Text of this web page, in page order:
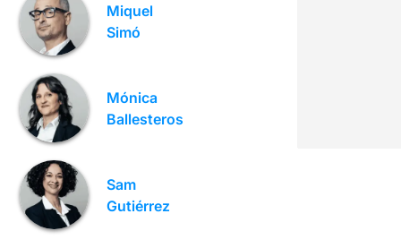
Miquel
Simó
Mónica
Ballesteros
Sam
Gutiérrez